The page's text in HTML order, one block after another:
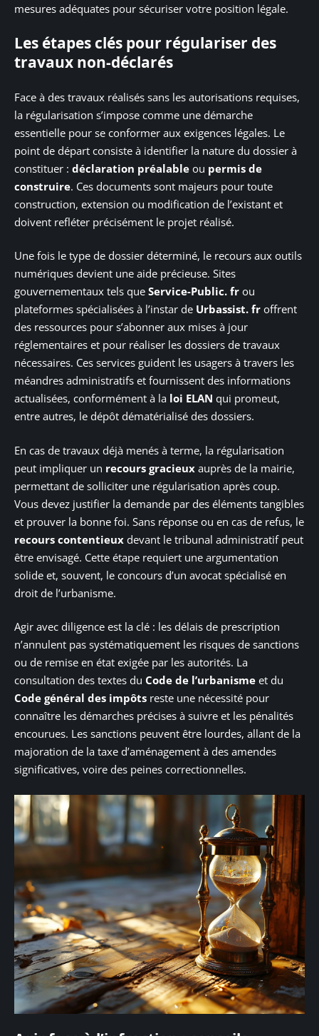
mesures adéquates pour sécuriser votre position légale.
Les étapes clés pour régulariser des
travaux non-déclarés
Face à des travaux réalisés sans les autorisations requises,
la régularisation s’impose comme une démarche
essentielle pour se conformer aux exigences légales. Le
point de départ consiste à identifier la nature du dossier à
constituer : déclaration préalable ou permis de
construire. Ces documents sont majeurs pour toute
construction, extension ou modification de l’existant et
doivent refléter précisément le projet réalisé.
Une fois le type de dossier déterminé, le recours aux outils
numériques devient une aide précieuse. Sites
gouvernementaux tels que Service-Public. fr ou
plateformes spécialisées à l’instar de Urbassist. fr offrent
des ressources pour s’abonner aux mises à jour
réglementaires et pour réaliser les dossiers de travaux
nécessaires. Ces services guident les usagers à travers les
méandres administratifs et fournissent des informations
actualisées, conformément à la loi ELAN qui promeut,
entre autres, le dépôt dématérialisé des dossiers.
En cas de travaux déjà menés à terme, la régularisation
peut impliquer un recours gracieux auprès de la mairie,
permettant de solliciter une régularisation après coup.
Vous devez justifier la demande par des éléments tangibles
et prouver la bonne foi. Sans réponse ou en cas de refus, le
recours contentieux devant le tribunal administratif peut
être envisagé. Cette étape requiert une argumentation
solide et, souvent, le concours d’un avocat spécialisé en
droit de l’urbanisme.
Agir avec diligence est la clé : les délais de prescription
n’annulent pas systématiquement les risques de sanctions
ou de remise en état exigée par les autorités. La
consultation des textes du Code de l’urbanisme et du
Code général des impôts reste une nécessité pour
connaître les démarches précises à suivre et les pénalités
encourues. Les sanctions peuvent être lourdes, allant de la
majoration de la taxe d’aménagement à des amendes
significatives, voire des peines correctionnelles.